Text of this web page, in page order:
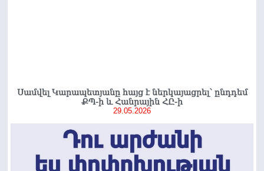
Սամվել Կարապետյանը հայց է ներկայացրել՝ ընդդեմ
ՔՊ-ի և Հանրային ՀԸ-ի
29.05.2026